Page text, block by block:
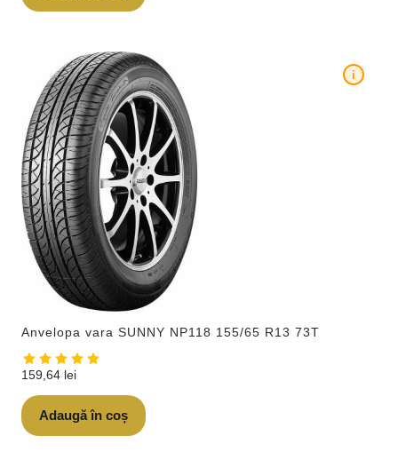
Anvelopa vara SUNNY NP118 155/65 R13 73T
i
159,64 lei
Adaugă în coș